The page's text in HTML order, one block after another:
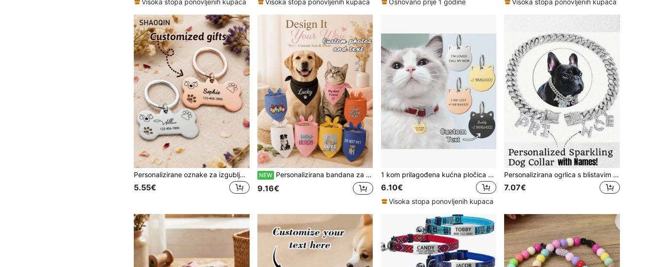
Personalizirane oznake za izgubljene ljubimce, uključujući oznake s imenom za pse i mačke, oznake s ugraviranim brojem telefona, ogrlice za pse i mačke s privjeskom od legure. Savršen poklon za ljubimca; visoko dekorativne, ugravirane, moderne, šarene, vintage, slatke, minimalističke, jedinstvene, personalizirane. Prikladno za godišnjice i rođendane; savršen poklon za vašeg voljenog ljubimca.
5.55€
NEW Personalizirana bandana za pse po narudžbi, slinokvrt za kućne ljubimce, trokutasti šal, party bandana za mačke, podržava prilagođene poruke, uzorke, fotografije i tekst, jedinstven poklon, dostupna u više boja, prikladna za male, srednje i velike pse
9.16€
1 kom prilagođena kućna pločica za kućne ljubimce u obliku glave mačke, od nehrđajućeg čelika, s graviranim imenom ljubimca i kontakt podacima, moderan privjesak za ljubimce, idealan poklon za ljubimce
6.10€
Visoka stopa ponovljenih kupaca
Personalizirana ogrlica s blistavim motivom psa, privjesak za pseću ogrlicu s prilagođenim slovima - kubanski lančić s cirkonima, dizajn s dvostrukom kopčom. Luksuzna ogrlica za kućne ljubimce u hip-hop stilu, ugrađeni dijamanti - metalni materijal, ogrlica s imitacijom psa i dijamantima, dodatak za ogrlicu od legure za kućne ljubimce, dodatak u hip-hop stilu, prikladno za svakodnevno nošenje i zabave, ogrlica za pse po narudžbi
7.07€